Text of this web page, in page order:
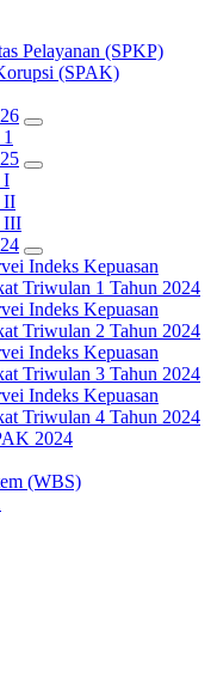
Pelayanan (SPKP)
(SPAK)
I
II
III
Indeks Kepuasan
Triwulan 1 Tahun 2024
Indeks Kepuasan
Triwulan 2 Tahun 2024
Indeks Kepuasan
Triwulan 3 Tahun 2024
Indeks Kepuasan
Triwulan 4 Tahun 2024
2024
(WBS)